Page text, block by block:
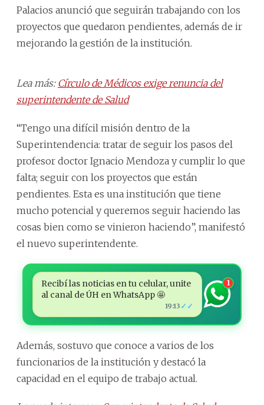
Palacios anunció que seguirán trabajando con los
proyectos que quedaron pendientes, además de ir
mejorando la gestión de la institución.
Lea más: Círculo de Médicos exige renuncia del
superintendente de Salud
“Tengo una difícil misión dentro de la
Superintendencia: tratar de seguir los pasos del
profesor doctor Ignacio Mendoza y cumplir lo que
falta; seguir con los proyectos que están
pendientes. Esta es una institución que tiene
mucho potencial y queremos seguir haciendo las
cosas bien como se vinieron haciendo”, manifestó
el nuevo superintendente.
Recibí las noticias en tu celular, unite
al canal de ÚH en WhatsApp 🤩
19:13 ✓✓
1
Además, sostuvo que conoce a varios de los
funcionarios de la institución y destacó la
capacidad en el equipo de trabajo actual.